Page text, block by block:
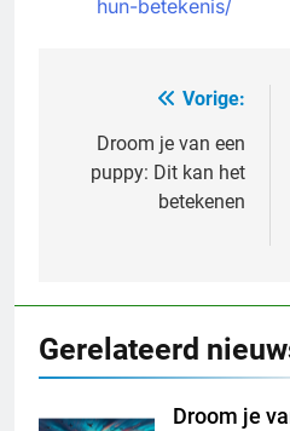
hun-betekenis/
navigatie
Vorige:
Droom je van een
puppy: Dit kan het
betekenen
Gerelateerd
Droom je